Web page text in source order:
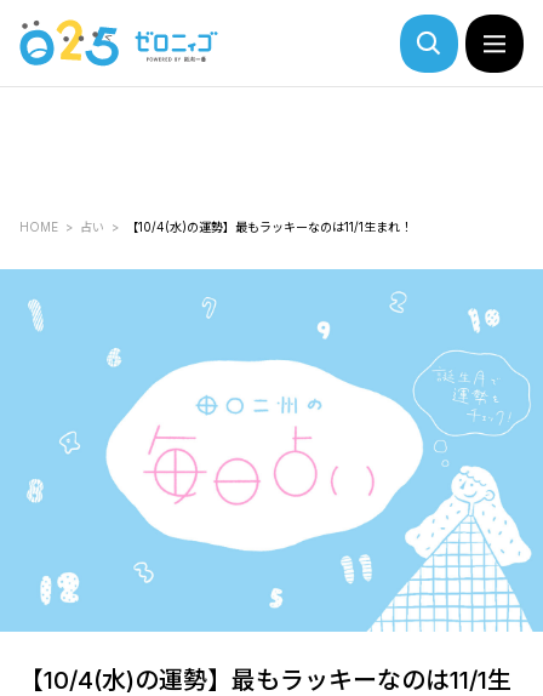
HOME 占い 【10/4(水)の運勢】最もラッキーなのは11/1生まれ！
【10/4(水)の運勢】最もラッキーなのは11/1生